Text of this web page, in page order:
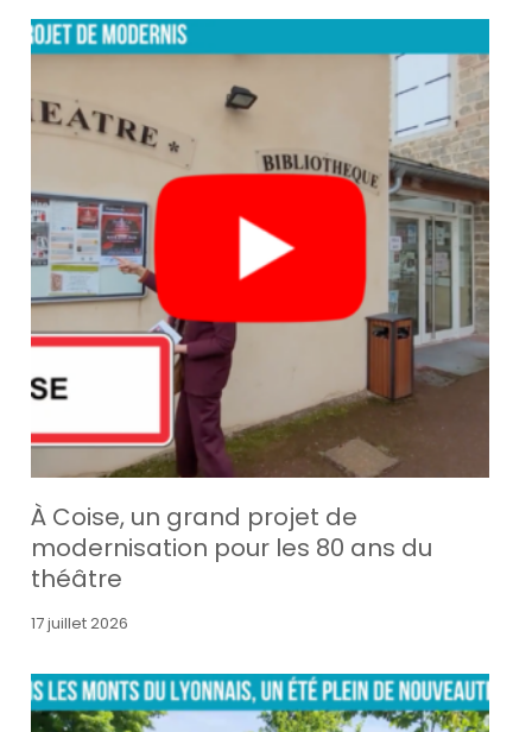
À Coise, un grand projet de
modernisation pour les 80 ans du
théâtre
17 juillet 2026